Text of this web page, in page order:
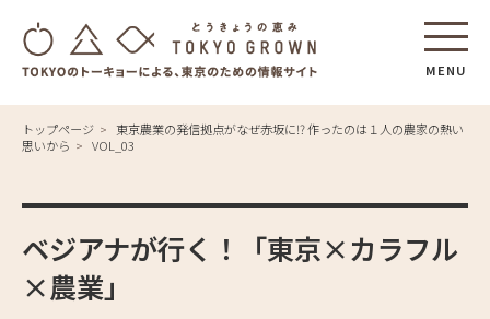
MENU
トップページ
東京農業の発信拠点がなぜ赤坂に⁉ 作ったのは１人の農家の熱い
思いから
VOL_03
ベジアナが行く！「東京×カラフル
×農業」